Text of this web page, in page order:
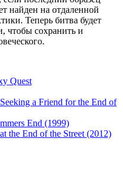
найден на отдаленной
Теперь битва будет
чтобы сохранить и
Quest
a Friend for the End of
End (1999)
the End of the Street (2012)